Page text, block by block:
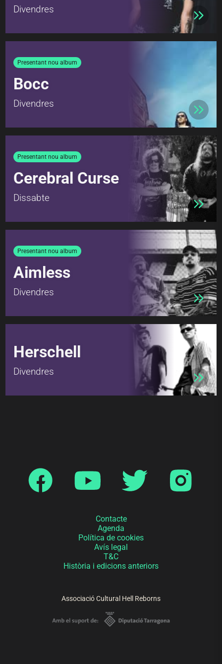
Divendres
Presentant nou album
Bocc
Divendres
Presentant nou album
Cerebral Curse
Dissabte
Presentant nou album
Aimless
Divendres
Herschell
Divendres
Contacte
Agenda
Política de cookies
Avís legal
T&C
Història i edicions anteriors
Associació Cultural Hell Reborns